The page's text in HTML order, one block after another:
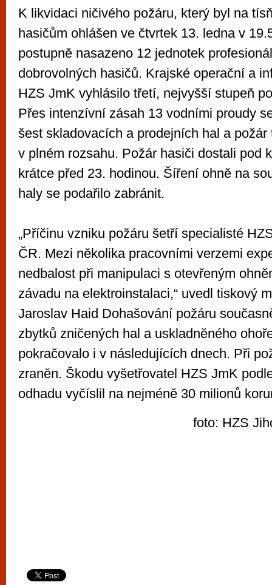
K likvidaci ničivého požáru, který byl na
hasičům ohlášen ve čtvrtek 13. ledna v
postupně nasazeno 12 jednotek
dobrovolných hasičů. Krajské operační a
HZS JmK vyhlásilo třetí, nejvyšší stupeň
Přes intenzívní zásah 13 vodními proudy
šest skladovacích a prodejních hal a
v plném rozsahu. Požár hasiči dostali pod
krátce před 23. hodinou. Šíření ohně na
haly se podařilo zabránit.
„Příčinu vzniku požáru šetří specialisté
ČR. Mezi několika pracovními verzemi
nedbalost při manipulaci s otevřeným
závadu na elektroinstalaci,“ uvedl tiskový
Jaroslav Haid Dohašování požáru
zbytků zničených hal a uskladněného
pokračovalo i v následujících dnech. Při
zraněn. Škodu vyšetřovatel HZS JmK
odhadu vyčíslil na nejméně 30 milionů
foto: HZS